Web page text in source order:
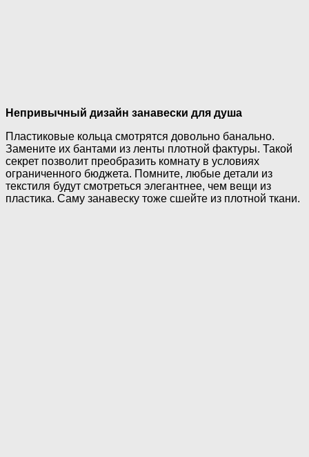
Непривычный дизайн занавески для душа
Пластиковые кольца смотрятся довольно банально.
Замените их бантами из ленты плотной фактуры. Такой
секрет позволит преобразить комнату в условиях
ограниченного бюджета. Помните, любые детали из
текстиля будут смотреться элегантнее, чем вещи из
пластика. Саму занавеску тоже сшейте из плотной ткани.